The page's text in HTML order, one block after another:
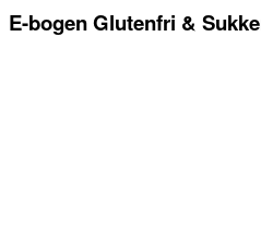
E-bogen Glutenfri &